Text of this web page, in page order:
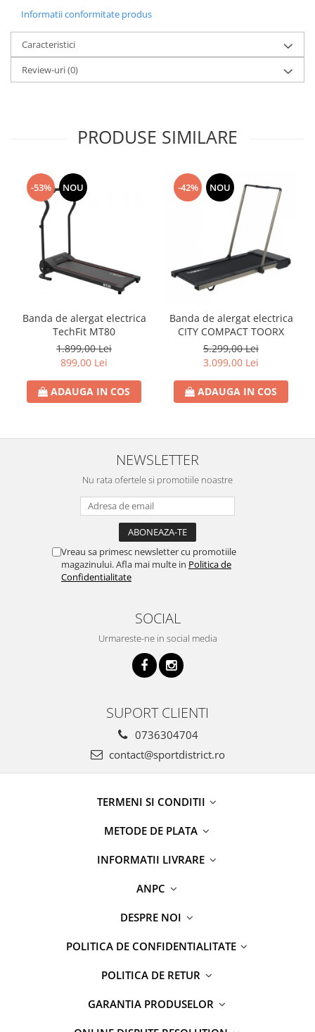
Informatii conformitate produs
Caracteristici
Review-uri(0)
PRODUSE SIMILARE
-53% NOU
Banda de alergat electrica
TechFit MT80
1.899,00 Lei
899,00 Lei
ADAUGA IN COS
-42% NOU
Banda de alergat electrica
CITY COMPACT TOORX
5.299,00 Lei
3.099,00 Lei
ADAUGA IN COS
NEWSLETTER
Nu rata ofertele si promotiile noastre
Vreau sa primesc newsletter cu promotiile
magazinului. Afla mai multe in Politica de
Confidentialitate
SOCIAL
Urmareste-ne in social media
SUPORT CLIENTI
0736304704
contact@sportdistrict.ro
TERMENI SI CONDITII
METODE DE PLATA
INFORMATII LIVRARE
ANPC
DESPRE NOI
POLITICA DE CONFIDENTIALITATE
POLITICA DE RETUR
GARANTIA PRODUSELOR